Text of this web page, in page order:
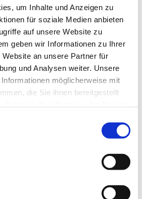
um Inhalte und Anzeigen zu
für soziale Medien anbieten
auf unsere Website zu
geben wir Informationen zu Ihrer
an unsere Partner für
und Analysen weiter. Unsere
möglicherweise mit
die Sie ihnen bereitgestellt
Sie auch